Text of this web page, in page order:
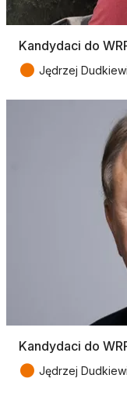
Kandydaci do
● Jędrzej
Kandydaci do
● Jędrzej